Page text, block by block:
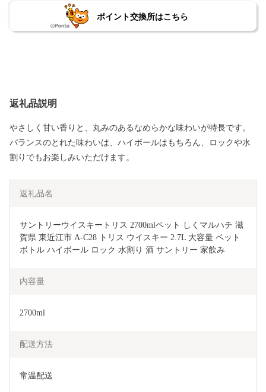
ポイント交換所はこちら
返礼品説明
やさしく甘い香りと、丸みのあるなめらかな味わいが特長です。
バランスのとれた味わいは、ハイボールはもちろん、ロックや水
割りでもお楽しみいただけます。
返礼品名
サントリーウイスキートリス 2700mlペット しくマルハチ 滋
賀県 東近江市 A-C28 トリス ウイスキー 2.7L 大容量 ペット
ボトル ハイボール ロック 水割り 酒 サントリー 家飲み
内容量
2700ml
配送方法
常温配送